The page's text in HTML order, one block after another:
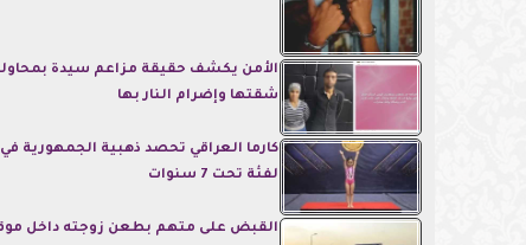
الأمن يكشف حقيقة مزاعم سيدة
شقتها وإضرام النار بها
كارما العراقي تحصد ذهبية الجمهورية في
لفئة تحت 7 سنوات
القبض على متهم بطعن زوجته داخل